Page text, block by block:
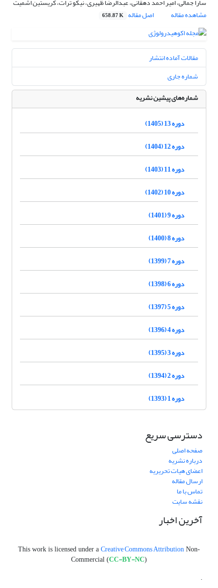
سارا جمالی، امیر احمد دهقانی، عبدالرضا ظهیری، نیکو ترات، کریستین اشمیت
مشاهده مقاله
اصل مقاله 658.87 K
مقالات آماده انتشار
شماره جاری
شماره‌های پیشین نشریه
دوره 13 (1405)
دوره 12 (1404)
دوره 11 (1403)
دوره 10 (1402)
دوره 9 (1401)
دوره 8 (1400)
دوره 7 (1399)
دوره 6 (1398)
دوره 5 (1397)
دوره 4 (1396)
دوره 3 (1395)
دوره 2 (1394)
دوره 1 (1393)
دسترسی سریع
صفحه اصلی
درباره نشریه
اعضای هیات تحریریه
ارسال مقاله
تماس با ما
نقشه سایت
آخرین اخبار
This work is licensed under a Creative Commons Attribution Non-
Commercial (CC-BY-NC)
.